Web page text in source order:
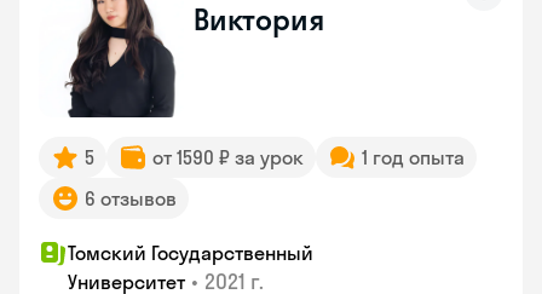
Виктория
5 от 1590 ₽ за урок
1 год опыта
6 отзывов
Томский Государственный
Университет • 2021 г.